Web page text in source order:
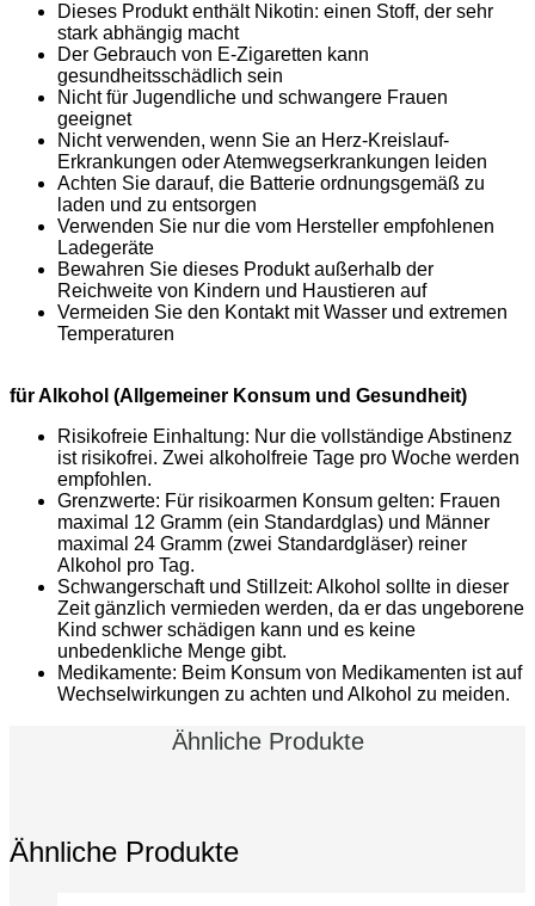
Dieses Produkt enthält Nikotin: einen Stoff, der sehr
stark abhängig macht
Der Gebrauch von E-Zigaretten kann
gesundheitsschädlich sein
Nicht für Jugendliche und schwangere Frauen
geeignet
Nicht verwenden, wenn Sie an Herz-Kreislauf-
Erkrankungen oder Atemwegserkrankungen leiden
Achten Sie darauf, die Batterie ordnungsgemäß zu
laden und zu entsorgen
Verwenden Sie nur die vom Hersteller empfohlenen
Ladegeräte
Bewahren Sie dieses Produkt außerhalb der
Reichweite von Kindern und Haustieren auf
Vermeiden Sie den Kontakt mit Wasser und extremen
Temperaturen
für Alkohol (Allgemeiner Konsum und Gesundheit)
Risikofreie Einhaltung: Nur die vollständige Abstinenz
ist risikofrei. Zwei alkoholfreie Tage pro Woche werden
empfohlen.
Grenzwerte: Für risikoarmen Konsum gelten: Frauen
maximal 12 Gramm (ein Standardglas) und Männer
maximal 24 Gramm (zwei Standardgläser) reiner
Alkohol pro Tag.
Schwangerschaft und Stillzeit: Alkohol sollte in dieser
Zeit gänzlich vermieden werden, da er das ungeborene
Kind schwer schädigen kann und es keine
unbedenkliche Menge gibt.
Medikamente: Beim Konsum von Medikamenten ist auf
Wechselwirkungen zu achten und Alkohol zu meiden.
Ähnliche Produkte
Ähnliche Produkte